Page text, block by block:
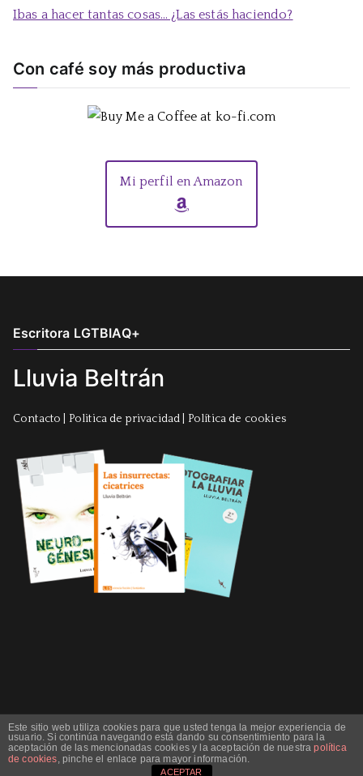
Ibas a hacer tantas cosas… ¿Las estás haciendo?
Con café soy más productiva
Mi perfil en Amazon
Escritora LGTBIAQ+
Lluvia Beltrán
Contacto Politica de privacidad Política de cookies
Copyright © 2023 Lluvia Beltrán. Theme:Zakra By ThemeGrill.
Este sitio web utiliza cookies para que usted tenga la mejor experiencia de
usuario. Si continúa navegando está dando su consentimiento para la
aceptación de las mencionadas cookies y la aceptación de nuestrapolítica
de cookies, pinche el enlace para mayor información.
ACEPTAR